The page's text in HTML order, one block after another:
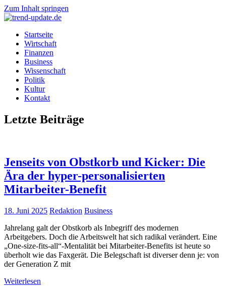
Zum Inhalt springen
trend-
update.de
Trends
News
Wirtschaft,
Wissenschaft
Politik
Startseite
Wirtschaft
Finanzen
Business
Wissenschaft
Politik
Kultur
Kontakt
Letzte Beiträge
Jenseits von Obstkorb und Kicker: Die
Ära der hyper-personalisierten
Mitarbeiter-Benefit
18. Juni 2025 Redaktion Business
Jahrelang galt der Obstkorb als Inbegriff des modernen
Arbeitgebers. Doch die Arbeitswelt hat sich radikal verändert. Eine
„One-size-fits-all“-Mentalität bei Mitarbeiter-Benefits ist heute so
überholt wie das Faxgerät. Die Belegschaft ist diverser denn je: von
der Generation Z mit
Weiterlesen